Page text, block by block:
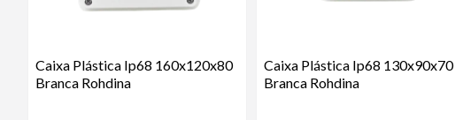
Caixa Plástica Ip68 160x120x80
Branca Rohdina
Caixa Plástica Ip68 130x90x70
Branca Rohdina